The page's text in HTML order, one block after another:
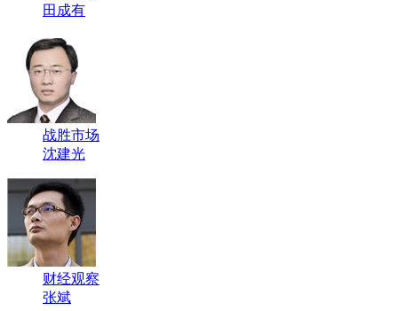
田成有
战胜市场
沈建光
财经观察
张斌